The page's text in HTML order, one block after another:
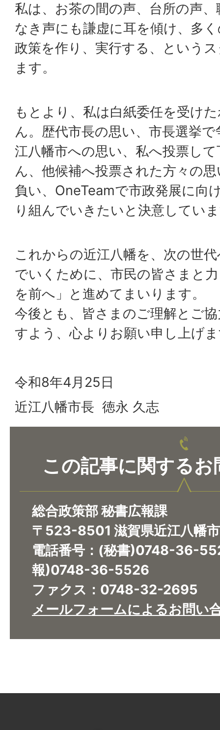
私は、お茶の間の声、台所の声
なき声にも謙虚に耳を傾け、多
政策を作り、実行する、という
ます。
もとより、私は白紙委任を受け
ん。歴代市長の思い、市長選挙
江八幡市への思い、私へ投票し
ん、他候補へ投票された方々の
負い、OneTeamで市政発展に向
り組んでいきたいと決意してい
これからの近江八幡を、次の世
でいくために、市民の皆さまと
を前へ」と進めてまいります。
今後とも、皆さまのご理解とご
すよう、心よりお願い申し上げ
令和8年4月25日
近江八幡市長 徳永 久志
この記事に関するお
総合政策部 秘書広報課
〒523-8501 滋賀県近江八幡
電話番号：(秘書)0748-36-
報)0748-36-5526
ファクス：0748-32-2695
メールフォームによるお問い